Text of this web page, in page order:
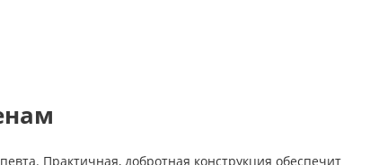
Практичная, добротная конструкция обеспечит